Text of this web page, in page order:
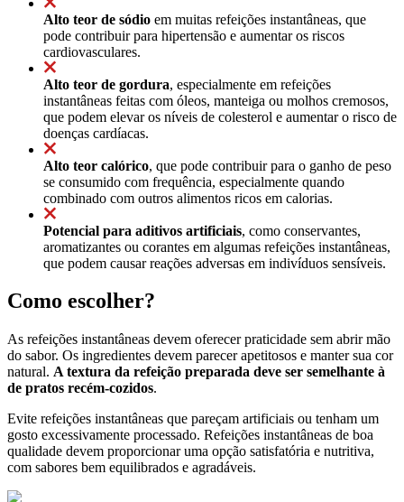
Alto teor de sódio em muitas refeições instantâneas, que
pode contribuir para hipertensão e aumentar os riscos
cardiovasculares.
Alto teor de gordura, especialmente em refeições
instantâneas feitas com óleos, manteiga ou molhos cremosos,
que podem elevar os níveis de colesterol e aumentar o risco de
doenças cardíacas.
Alto teor calórico, que pode contribuir para o ganho de peso
se consumido com frequência, especialmente quando
combinado com outros alimentos ricos em calorias.
Potencial para aditivos artificiais, como conservantes,
aromatizantes ou corantes em algumas refeições instantâneas,
que podem causar reações adversas em indivíduos sensíveis.
Como escolher?
As refeições instantâneas devem oferecer praticidade sem abrir mão
do sabor. Os ingredientes devem parecer apetitosos e manter sua cor
natural. A textura da refeição preparada deve ser semelhante à
de pratos recém-cozidos.
Evite refeições instantâneas que pareçam artificiais ou tenham um
gosto excessivamente processado. Refeições instantâneas de boa
qualidade devem proporcionar uma opção satisfatória e nutritiva,
com sabores bem equilibrados e agradáveis.